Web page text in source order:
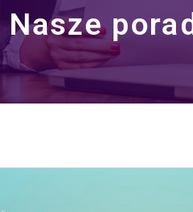
Nasze